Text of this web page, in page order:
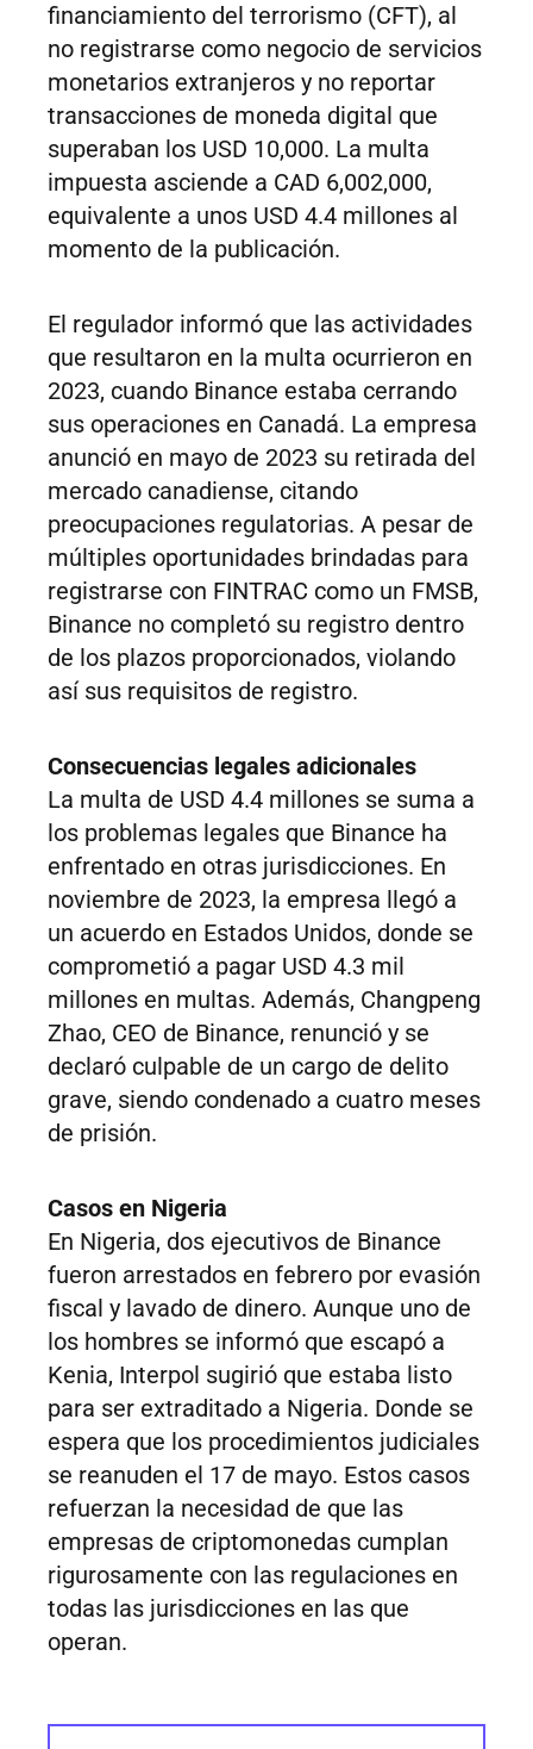
financiamiento del terrorismo (CFT), al
no registrarse como negocio de servicios
monetarios extranjeros y no reportar
transacciones de moneda digital que
superaban los USD 10,000. La multa
impuesta asciende a CAD 6,002,000,
equivalente a unos USD 4.4 millones al
momento de la publicación.
El regulador informó que las actividades
que resultaron en la multa ocurrieron en
2023, cuando Binance estaba cerrando
sus operaciones en Canadá. La empresa
anunció en mayo de 2023 su retirada del
mercado canadiense, citando
preocupaciones regulatorias. A pesar de
múltiples oportunidades brindadas para
registrarse con FINTRAC como un FMSB,
Binance no completó su registro dentro
de los plazos proporcionados, violando
así sus requisitos de registro.
Consecuencias legales adicionales
La multa de USD 4.4 millones se suma a
los problemas legales que Binance ha
enfrentado en otras jurisdicciones. En
noviembre de 2023, la empresa llegó a
un acuerdo en Estados Unidos, donde se
comprometió a pagar USD 4.3 mil
millones en multas. Además, Changpeng
Zhao, CEO de Binance, renunció y se
declaró culpable de un cargo de delito
grave, siendo condenado a cuatro meses
de prisión.
Casos en Nigeria
En Nigeria, dos ejecutivos de Binance
fueron arrestados en febrero por evasión
fiscal y lavado de dinero. Aunque uno de
los hombres se informó que escapó a
Kenia, Interpol sugirió que estaba listo
para ser extraditado a Nigeria. Donde se
espera que los procedimientos judiciales
se reanuden el 17 de mayo. Estos casos
refuerzan la necesidad de que las
empresas de criptomonedas cumplan
rigurosamente con las regulaciones en
todas las jurisdicciones en las que
operan.